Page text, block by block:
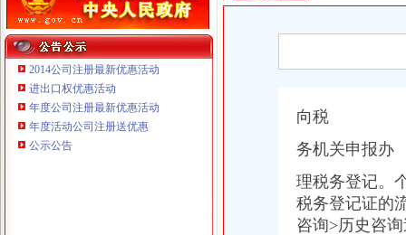
2014公司注册最新优惠活动
进出口权优惠活动
年度公司注册最新优惠活动
年度活动公司注册送优惠
公示公告
重庆鸽牌电线电缆有限公司 渝北10010万 (进出口权)
重庆傲志众达投资咨询有限责任公司 渝九1000万 （增资）
登记证
向税
务机关申报办
理税务登记。
税务登记证的
咨询>历史咨